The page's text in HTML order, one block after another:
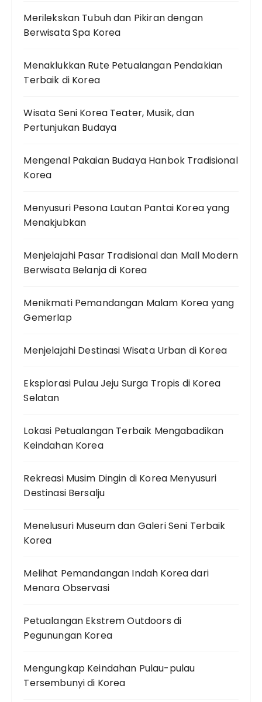
Merilekskan Tubuh dan Pikiran dengan
Berwisata Spa Korea
Menaklukkan Rute Petualangan Pendakian
Terbaik di Korea
Wisata Seni Korea Teater, Musik, dan
Pertunjukan Budaya
Mengenal Pakaian Budaya Hanbok Tradisional
Korea
Menyusuri Pesona Lautan Pantai Korea yang
Menakjubkan
Menjelajahi Pasar Tradisional dan Mall Modern
Berwisata Belanja di Korea
Menikmati Pemandangan Malam Korea yang
Gemerlap
Menjelajahi Destinasi Wisata Urban di Korea
Eksplorasi Pulau Jeju Surga Tropis di Korea
Selatan
Lokasi Petualangan Terbaik Mengabadikan
Keindahan Korea
Rekreasi Musim Dingin di Korea Menyusuri
Destinasi Bersalju
Menelusuri Museum dan Galeri Seni Terbaik
Korea
Melihat Pemandangan Indah Korea dari
Menara Observasi
Petualangan Ekstrem Outdoors di
Pegunungan Korea
Mengungkap Keindahan Pulau-pulau
Tersembunyi di Korea